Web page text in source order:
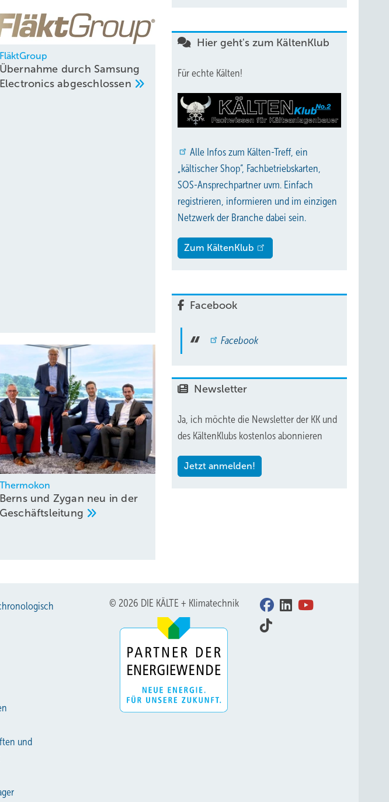
FläktGroup
Übernahme durch Samsung
Electronicsabgeschlossen
Thermokon
Berns und Zygan neu in der
Geschäftsleitung
Hier geht's zum KältenKlub
Für echte Kälten!
Alle Infos zum Kälten-Treff, ein
„kältischer Shop“, Fachbetriebskarten,
SOS-Ansprechpartner uvm. Einfach
registrieren, informieren und im einzigen
Netzwerk der Branche dabei sein.
Zum KältenKlub
Facebook
Facebook
Newsletter
Ja, ich möchte die Newsletter der KK und
des KältenKlubs kostenlos abonnieren
Jetzt anmelden!
und
© 2026 DIE KÄLTE + Klimatechnik